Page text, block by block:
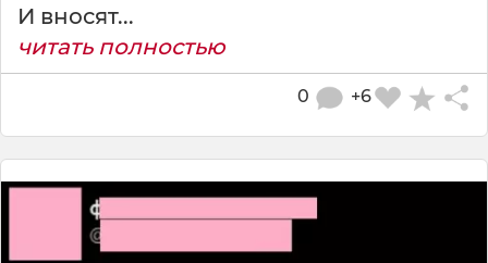
И вносят...
читать полностью
+6
0